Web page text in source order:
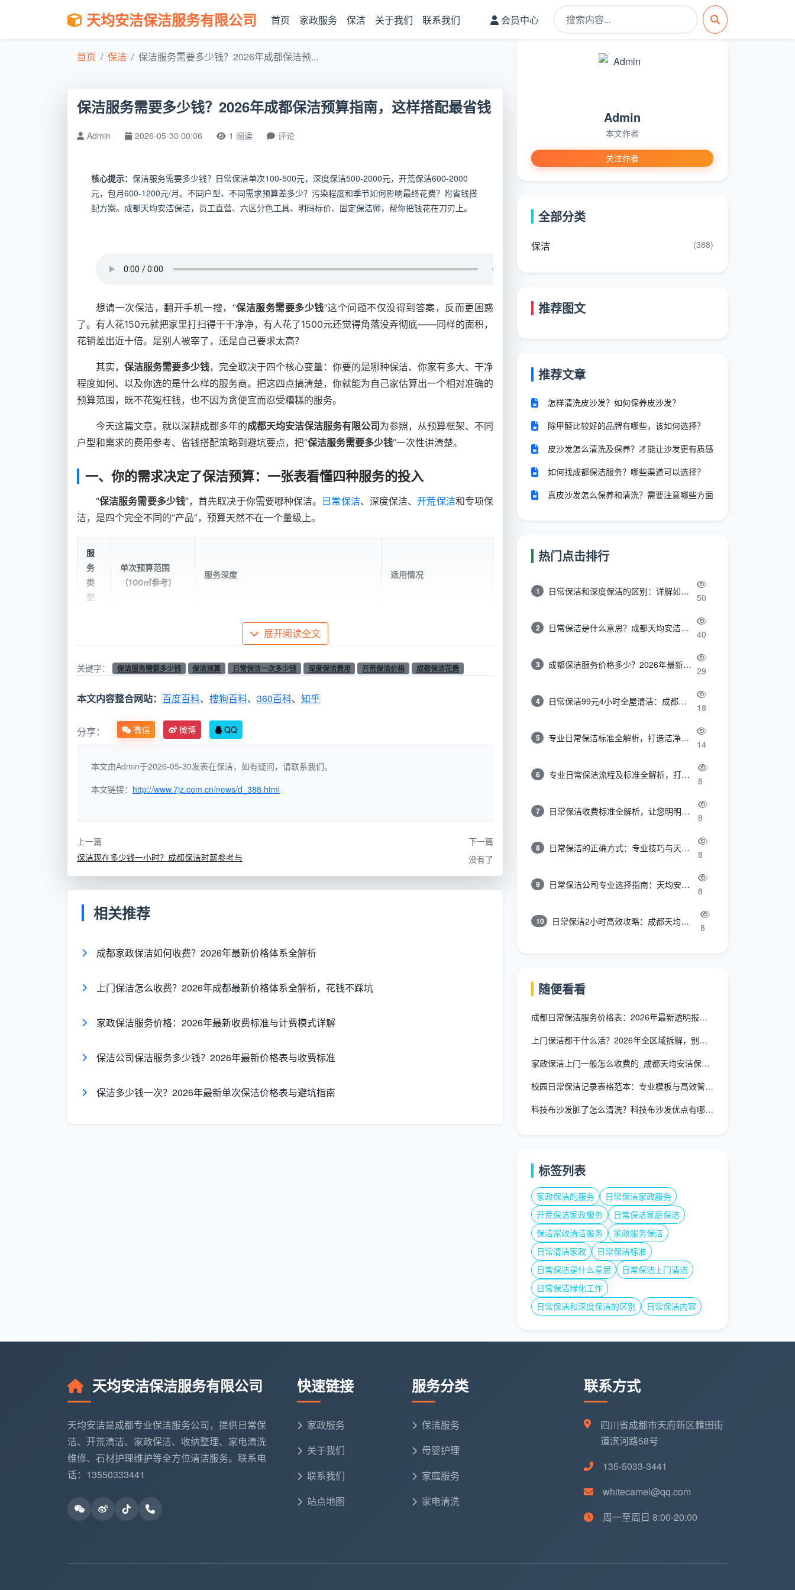
天均安洁保洁服务有限公司 首页 家政服务 保洁 关于我们 联系我们 会员中心
首页 保洁 保洁服务需要多少钱？2026年成都保洁预...
保洁服务需要多少钱？2026年成都保洁预算指南，这样搭配最省钱
Admin 2026-05-30 00:06 1 阅读 评论
核心提示： 保洁服务需要多少钱？日常保洁单次100-500元，深度保洁500-2000元，开荒保洁600-2000
元，包月600-1200元/月。不同户型、不同需求预算差多少？污染程度和季节如何影响最终花费？附省钱搭
配方案。成都天均安洁保洁，员工直营、六区分色工具、明码标价、固定保洁师，帮你把钱花在刀刃上。
想请一次保洁，翻开手机一搜，“保洁服务需要多少钱”这个问题不仅没得到答案，反而更困惑
了。有人花150元就把家里打扫得干干净净，有人花了1500元还觉得角落没弄彻底——同样的面积，
花销差出近十倍。是别人被宰了，还是自己要求太高？
其实， 保洁服务需要多少钱，完全取决于四个核心变量：你要的是哪种保洁、你家有多大、干净
程度如何、以及你选的是什么样的服务商。把这四点搞清楚，你就能为自己家估算出一个相对准确的
预算范围，既不花冤枉钱，也不因为贪便宜而忍受糟糕的服务。
今天这篇文章，就以深耕成都多年的成都天均安洁保洁服务有限公司 为参照，从预算框架、不同
户型和需求的费用参考、省钱搭配策略到避坑要点，把“保洁服务需要多少钱”一次性讲清楚。
一、你的需求决定了保洁预算：一张表看懂四种服务的投入
“保洁服务需要多少钱”，首先取决于你需要哪种保洁。 日常保洁、深度保洁、开荒保洁和专项保
洁，是四个完全不同的“产品”，预算天然不在一个量级上。
服
务
类
型
单次预算范围
（100㎡参考）
服务深度 适用情况
洁
约120-500元
6大区域表面除尘、地面清洁、物品归整；仅
深
保
洁
约800-1500元
温蒸汽消毒+玻璃双面擦拭
荒
洁
约600-2000元
装修后首次彻底清洁，处理水泥渍、玻璃胶
专
项
保
洁
按件计费，几十
到几百元不等
油烟机拆洗、空调清洗、地毯清洗、擦玻璃等
单一项目
某一项特别脏或需要专业
处理
更高标准的话，3-5元/㎡，100㎡约300-500元。
深度保洁需要处理重油污和死角，按面积约8-15元/㎡，100㎡总价在800-1500元之间。开荒保
荒可达15-20元/㎡。
长尾词自然覆盖：保洁服务需要多少钱一次、日常保洁花费多少、深度保洁预算、新房开
㎡
项项目等因素有所浮动。如果房屋长期未打扫、厨房油污严重，深度保洁预算可能要上浮
10%-30%。复式、LOFT等特殊户型因为楼梯和挑高增加难度，预算也要上浮20%-40%。
面积保洁价格表。
展开阅读全文
关键字： 保洁服务需要多少钱 保洁预算 日常保洁一次多少钱 深度保洁费用 开荒保洁价格 成都保洁花费
本文内容整合网站： 百度百科、 搜狗百科、 360百科、 知乎
分享： 微信 微博 QQ
本文由Admin于2026-05-30发表在保洁，如有疑问，请联系我们。
本文链接： http://www.7jz.com.cn/news/d_388.html
上一篇
保洁现在多少钱一小时？成都保洁时薪参考与
下一篇
没有了
相关推荐
成都家政保洁如何收费？2026年最新价格体系全解析
上门保洁怎么收费？2026年成都最新价格体系全解析，花钱不踩坑
家政保洁服务价格：2026年最新收费标准与计费模式详解
保洁公司保洁服务多少钱？2026年最新价格表与收费标准
保洁多少钱一次？2026年最新单次保洁价格表与避坑指南
Admin
本文作者
关注作者
全部分类
保洁 (388)
推荐图文
推荐文章
怎样清洗皮沙发？如何保养皮沙发？
除甲醛比较好的品牌有哪些，该如何选择？
皮沙发怎么清洗及保养？才能让沙发更有质感
如何找成都保洁服务？哪些渠道可以选择？
真皮沙发怎么保养和清洗？需要注意哪些方面
热门点击排行
1 日常保洁和深度保洁的区别：详解如何选择最适合的清洁服务
50
2 日常保洁是什么意思？成都天均安洁带你快速区分“日常vs深度vs开荒”
40
3 成都保洁服务价格多少？2026年最新报价表来了，这一篇看透所有费用
29
4 日常保洁99元4小时全屋清洁：成都天均安洁保洁超值服务全解析
18
5 专业日常保洁标准全解析，打造洁净舒适生活空间
14
6 专业日常保洁流程及标准全解析，打造洁净舒适环境
8
7 日常保洁收费标准全解析，让您明明白白消费
8
8 日常保洁的正确方式：专业技巧与天均安洁保洁服务全解析
8
9 日常保洁公司专业选择指南：天均安洁保洁服务全解析
8
10 日常保洁2小时高效攻略：成都天均安洁保洁专业时间管理方案
8
随便看看
成都日常保洁服务价格表：2026年最新透明报价，一文看懂所有
上门保洁都干什么活？2026年全区域拆解，别再错怪你家的保洁
家政保洁上门一般怎么收费的_成都天均安洁保洁2026收费标准
校园日常保洁记录表格范本：专业模板与高效管理指南
科技布沙发脏了怎么清洗？科技布沙发优点有哪些？
标签列表
家政保洁的服务
日常保洁家政服务
开荒保洁家政服务
日常保洁家庭保洁
保洁家政清洁服务
家政服务保洁
日常清洁家政
日常保洁标准
日常保洁是什么意思
日常保洁上门清洁
日常保洁绿化工作
日常保洁和深度保洁的区别
日常保洁内容
天均安洁保洁服务有限公司
天均安洁是成都专业保洁服务公司，提供日常保
洁、开荒清洁、家政保洁、收纳整理、家电清洗
维修、石材护理维护等全方位清洁服务。联系电
话：13550333441
快速链接
家政服务
关于我们
联系我们
站点地图
服务分类
保洁服务
母婴护理
家庭服务
家电清洗
联系方式
四川省成都市天府新区籍田街
道滨河路58号
135-5033-3441
whitecamel@qq.com
周一至周日 8:00-20:00